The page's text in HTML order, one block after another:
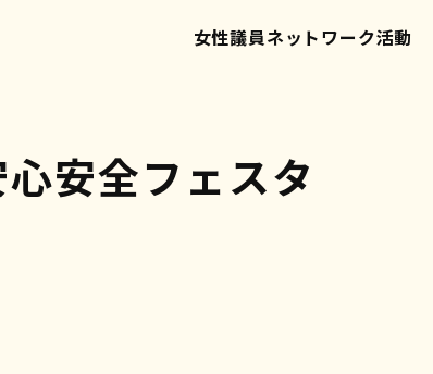
女性議員ネットワーク活動
心安全フェスタ